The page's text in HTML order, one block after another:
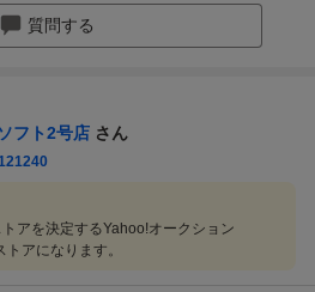
質問する
フト2号店 さん
アを決定するYahoo!オークション
アになります。